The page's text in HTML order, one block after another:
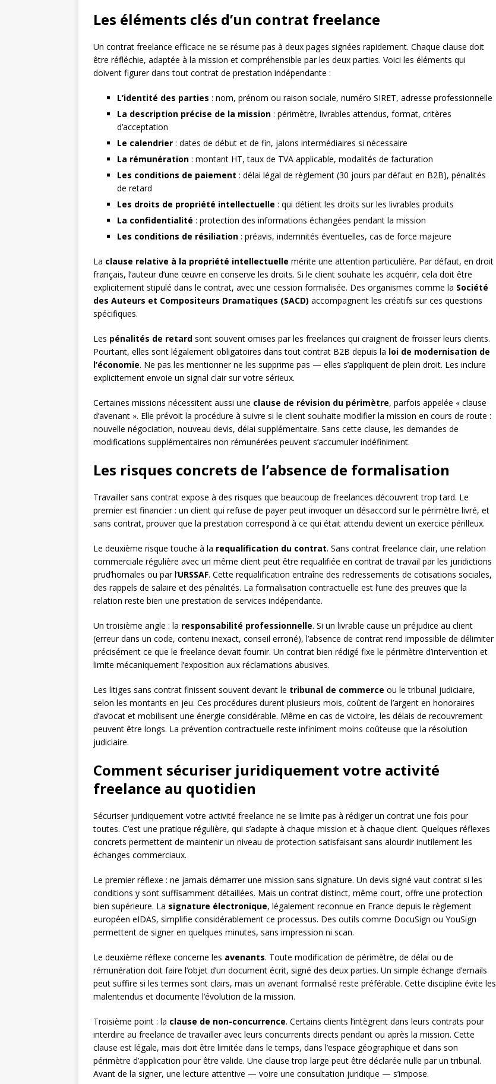
Les éléments clés d’un contrat freelance
Un contrat freelance efficace ne se résume pas à deux pages signées rapidement. Chaque clause doit
être réfléchie, adaptée à la mission et compréhensible par les deux parties. Voici les éléments qui
doivent figurer dans tout contrat de prestation indépendante :
L’identité des parties : nom, prénom ou raison sociale, numéro SIRET, adresse professionnelle
La description précise de la mission : périmètre, livrables attendus, format, critères
d’acceptation
Le calendrier : dates de début et de fin, jalons intermédiaires si nécessaire
La rémunération : montant HT, taux de TVA applicable, modalités de facturation
Les conditions de paiement : délai légal de règlement (30 jours par défaut en B2B), pénalités
de retard
Les droits de propriété intellectuelle : qui détient les droits sur les livrables produits
La confidentialité : protection des informations échangées pendant la mission
Les conditions de résiliation : préavis, indemnités éventuelles, cas de force majeure
La clause relative à la propriété intellectuelle mérite une attention particulière. Par défaut, en droit
français, l’auteur d’une œuvre en conserve les droits. Si le client souhaite les acquérir, cela doit être
explicitement stipulé dans le contrat, avec une cession formalisée. Des organismes comme la Société
des Auteurs et Compositeurs Dramatiques (SACD) accompagnent les créatifs sur ces questions
spécifiques.
Les pénalités de retard sont souvent omises par les freelances qui craignent de froisser leurs clients.
Pourtant, elles sont légalement obligatoires dans tout contrat B2B depuis la loi de modernisation de
l’économie. Ne pas les mentionner ne les supprime pas — elles s’appliquent de plein droit. Les inclure
explicitement envoie un signal clair sur votre sérieux.
Certaines missions nécessitent aussi une clause de révision du périmètre, parfois appelée « clause
d’avenant ». Elle prévoit la procédure à suivre si le client souhaite modifier la mission en cours de route :
nouvelle négociation, nouveau devis, délai supplémentaire. Sans cette clause, les demandes de
modifications supplémentaires non rémunérées peuvent s’accumuler indéfiniment.
Les risques concrets de l’absence de formalisation
Travailler sans contrat expose à des risques que beaucoup de freelances découvrent trop tard. Le
premier est financier : un client qui refuse de payer peut invoquer un désaccord sur le périmètre livré, et
sans contrat, prouver que la prestation correspond à ce qui était attendu devient un exercice périlleux.
Le deuxième risque touche à la requalification du contrat. Sans contrat freelance clair, une relation
commerciale régulière avec un même client peut être requalifiée en contrat de travail par les juridictions
prud’homales ou par l’URSSAF. Cette requalification entraîne des redressements de cotisations sociales,
des rappels de salaire et des pénalités. La formalisation contractuelle est l’une des preuves que la
relation reste bien une prestation de services indépendante.
Un troisième angle : la responsabilité professionnelle. Si un livrable cause un préjudice au client
(erreur dans un code, contenu inexact, conseil erroné), l’absence de contrat rend impossible de délimiter
précisément ce que le freelance devait fournir. Un contrat bien rédigé fixe le périmètre d’intervention et
limite mécaniquement l’exposition aux réclamations abusives.
Les litiges sans contrat finissent souvent devant le tribunal de commerce ou le tribunal judiciaire,
selon les montants en jeu. Ces procédures durent plusieurs mois, coûtent de l’argent en honoraires
d’avocat et mobilisent une énergie considérable. Même en cas de victoire, les délais de recouvrement
peuvent être longs. La prévention contractuelle reste infiniment moins coûteuse que la résolution
judiciaire.
Comment sécuriser juridiquement votre activité
freelance au quotidien
Sécuriser juridiquement votre activité freelance ne se limite pas à rédiger un contrat une fois pour
toutes. C’est une pratique régulière, qui s’adapte à chaque mission et à chaque client. Quelques réflexes
concrets permettent de maintenir un niveau de protection satisfaisant sans alourdir inutilement les
échanges commerciaux.
Le premier réflexe : ne jamais démarrer une mission sans signature. Un devis signé vaut contrat si les
conditions y sont suffisamment détaillées. Mais un contrat distinct, même court, offre une protection
bien supérieure. La signature électronique, légalement reconnue en France depuis le règlement
européen eIDAS, simplifie considérablement ce processus. Des outils comme DocuSign ou YouSign
permettent de signer en quelques minutes, sans impression ni scan.
Le deuxième réflexe concerne les avenants. Toute modification de périmètre, de délai ou de
rémunération doit faire l’objet d’un document écrit, signé des deux parties. Un simple échange d’emails
peut suffire si les termes sont clairs, mais un avenant formalisé reste préférable. Cette discipline évite les
malentendus et documente l’évolution de la mission.
Troisième point : la clause de non-concurrence. Certains clients l’intègrent dans leurs contrats pour
interdire au freelance de travailler avec leurs concurrents directs pendant ou après la mission. Cette
clause est légale, mais doit être limitée dans le temps, dans l’espace géographique et dans son
périmètre d’application pour être valide. Une clause trop large peut être déclarée nulle par un tribunal.
Avant de la signer, une lecture attentive — voire une consultation juridique — s’impose.